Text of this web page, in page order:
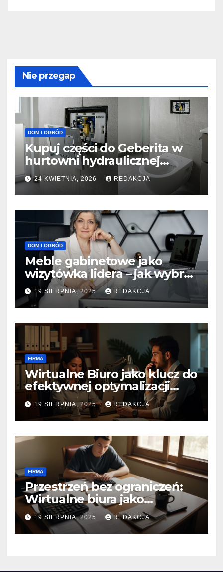
Nie przegap
DOM I OGRÓD
Kupuj części do Geberita w
hurtowni hydraulicznej
PROTERM
24 KWIETNIA, 2026 REDAKCJA
DOM I OGRÓD
Meble gabinetowe jako
wizytówka lidera – jak wybrać
wyposażenie gabinetu
prezesa, by podkreślić
profesjonalizm i styl?
19 SIERPNIA, 2025 REDAKCJA
FIRMA
Wirtualne Biuro jako klucz do
efektywnej optymalizacji
podatkowej
19 SIERPNIA, 2025 REDAKCJA
FIRMA
Przestrzeń bez ograniczeń:
Wirtualne biura jako
katalizator wzrostu dla
małych przedsiębiorstw
19 SIERPNIA, 2025 REDAKCJA